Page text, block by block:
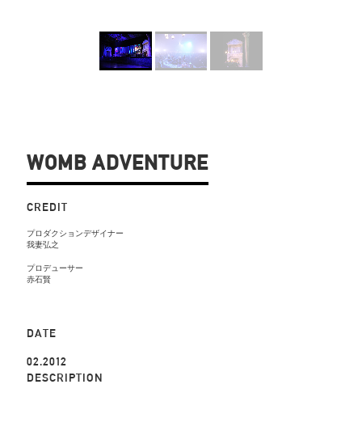
WOMB ADVENTURE
CREDIT
プロダクションデザイナー
我妻弘之
プロデューサー
赤石賢
DATE
02.2012
DESCRIPTION